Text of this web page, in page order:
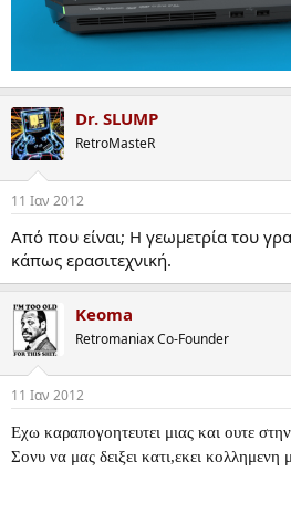
Dr. SLUMP
RetroMasteR
11 Ιαν 2012
Από που είναι; Η γεωμετρία του
κάπως ερασιτεχνική.
Keoma
Retromaniax Co-Founder
11 Ιαν 2012
Εχω καραπογοητευτει μιας και ουτε
Σονυ να μας δειξει κατι,εκει